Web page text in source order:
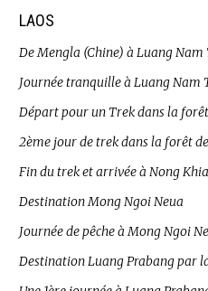
LAOS
De Mengla (Chine) à Luang Nam
Journée tranquille à Luang Nam
Départ pour un Trek dans la
2ème jour de trek dans la forêt
Fin du trek et arrivée à Nong
Destination Mong Ngoi Neua
Journée de pêche à Mong Ngoi
Destination Luang Prabang par